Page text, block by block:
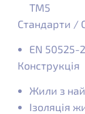
ТМ5
Стандарти /
EN 50525-
Конструкція
Жили з
Ізоляція